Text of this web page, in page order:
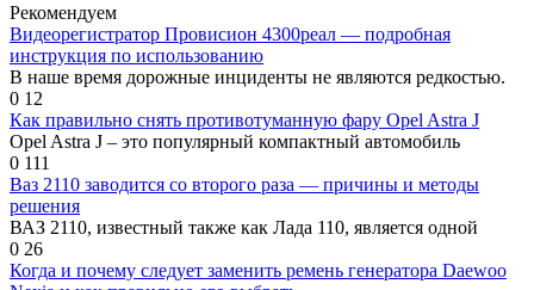
Рекомендуем
Видеорегистратор Провисион 4300реал — подробная
инструкция по использованию
В наше время дорожные инциденты не являются редкостью.
0 12
Как правильно снять противотуманную фару Opel Astra J
Opel Astra J – это популярный компактный автомобиль
0 111
Ваз 2110 заводится со второго раза — причины и методы
решения
ВАЗ 2110, известный также как Лада 110, является одной
0 26
Когда и почему следует заменить ремень генератора Daewoo